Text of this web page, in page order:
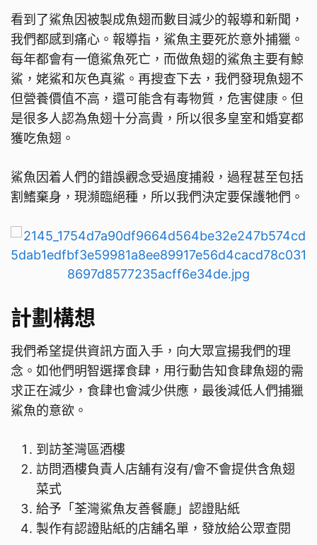
看到了鯊魚因被製成魚翅而數目減少的報導和新聞，
我們都感到痛心。報導指，鯊魚主要死於意外捕獵。
每年都會有一億鯊魚死亡，而做魚翅的鯊魚主要有鯨
鯊，姥鯊和灰色真鯊。再搜查下去，我們發現魚翅不
但營養價值不高，還可能含有毒物質，危害健康。但
是很多人認為魚翅十分高貴，所以很多皇室和婚宴都
獲吃魚翅。
鯊魚因着人們的錯誤觀念受過度捕殺，過程甚至包括
割鰭棄身，現瀕臨絕種，所以我們決定要保護牠們。
計劃構想
我們希望提供資訊方面入手，向大眾宣揚我們的理
念。如他們明智選擇食肆，用行動告知食肆魚翅的需
求正在減少，食肆也會減少供應，最後減低人們捕獵
鯊魚的意欲。
到訪荃灣區酒樓
訪問酒樓負責人店舖有沒有/會不會提供含魚翅
菜式
給予「荃灣鯊魚友善餐廳」認證貼紙
製作有認證貼紙的店舖名單，發放給公眾查閱